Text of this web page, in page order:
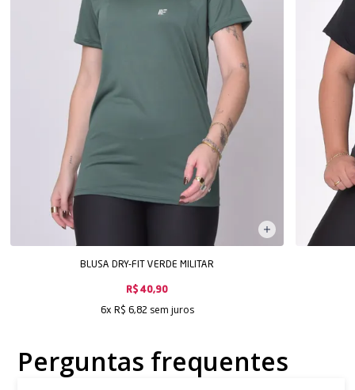
BLUSA DRY-FIT VERDE MILITAR
R$ 40,90
6x R$ 6,82 sem juros
Perguntas frequentes